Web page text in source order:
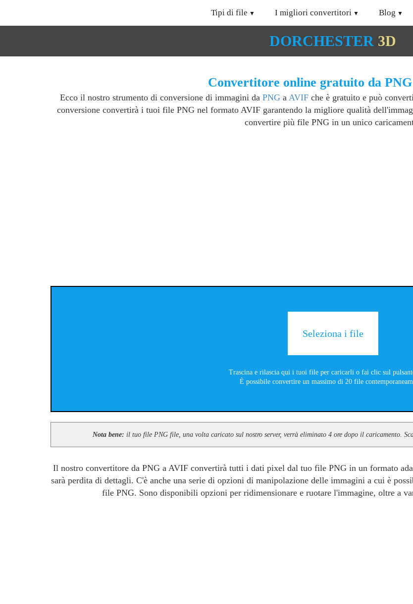
Tipi di file I migliori convertitori Blog
DORCHESTER 3D
Convertitore online gratuito da
Ecco il nostro strumento di conversione di immagini da PNG a AVIF che è gratuito e può
conversione convertirà i tuoi file PNG nel formato AVIF garantendo la migliore qualità
convertire più file PNG in un unico
Seleziona i file
Trascina e rilascia qui i tuoi file per caricarli o fai clic sul
È possibile convertire un massimo di 20 file
Nota bene: il tuo file PNG file, una volta caricato sul nostro server, verrà eliminato 4 ore dopo il caricamento.
Il nostro convertitore da PNG a AVIF convertirà tutti i dati pixel dal tuo file PNG in un formato
sarà perdita di dettagli. C'è anche una serie di opzioni di manipolazione delle immagini a cui è
file PNG. Sono disponibili opzioni per ridimensionare e ruotare l'immagine, oltre a